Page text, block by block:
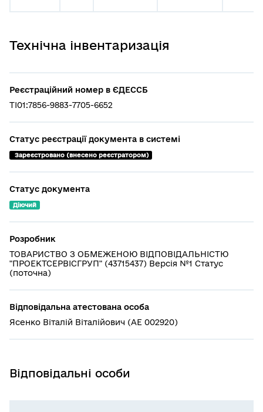
Технічна інвентаризація
Реєстраційний номер в ЄДЕССБ
TI01:7856-9883-7705-6652
Статус реєстрації документа в системі
Зареєстровано (внесено реєстратором)
Статус документа
Діючий
Розробник
ТОВАРИСТВО З ОБМЕЖЕНОЮ ВІДПОВІДАЛЬНІСТЮ
"ПРОЕКТСЕРВІСГРУП" (43715437) Версія №1 Статус
(поточна)
Відповідальна атестована особа
Ясенко Віталій Віталійович (АЕ 002920)
Відповідальні особи